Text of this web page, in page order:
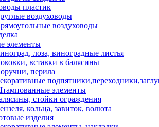
пластик
воздуховоды
воздуховоды
элементы
лоза, виноградные листья
вставки в балясины
перила
элементы
стойки ограждения
кольца, завиток, волюта
изделия